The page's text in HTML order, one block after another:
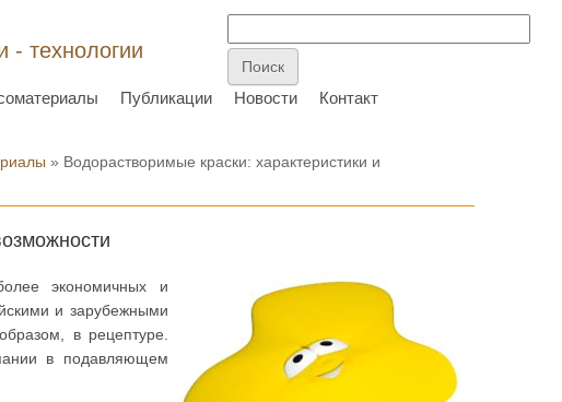
- технологии
Публикации Новости Контакт
» Водорастворимые краски: характеристики и
экономичных и
и зарубежными
в рецептуре.
в подавляющем